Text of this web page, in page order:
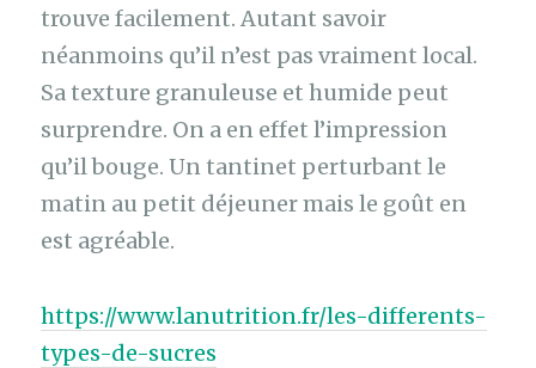
trouve facilement. Autant savoir
néanmoins qu’il n’est pas vraiment local.
Sa texture granuleuse et humide peut
surprendre. On a en effet l’impression
qu’il bouge. Un tantinet perturbant le
matin au petit déjeuner mais le goût en
est agréable.
https://www.lanutrition.fr/les-differents-
types-de-sucres